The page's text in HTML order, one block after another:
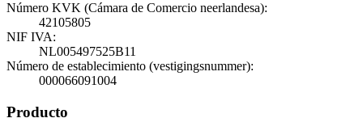
Número KVK (Cámara de Comercio neerlandesa):
42105805
NIF IVA:
NL005497525B11
Número de establecimiento (vestigingsnummer):
000066091004
Producto